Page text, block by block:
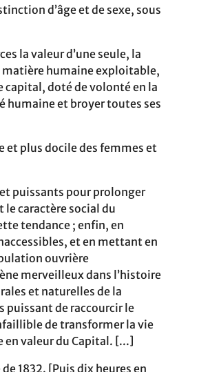
d’âge et de sexe, sous
la valeur d’une seule, la
matière humaine exploitable,
capital, doté de volonté en la
humaine et broyer toutes ses
et plus docile des femmes et
puissants pour prolonger
caractère social du
tendance ; enfin, en
et en mettant en
ouvrière
merveilleux dans l’histoire
et naturelles de la
puissant de raccourcir le
de transformer la vie
valeur du Capital. [...]
1832. [Puis dix heures en